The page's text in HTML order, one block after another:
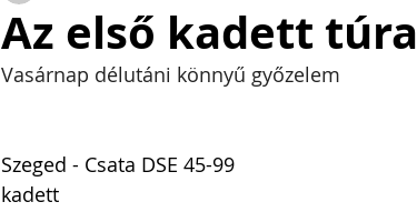
Az első kadett túra
Vasárnap délutáni könnyű győzelem
Szeged - Csata DSE 45-99
kadett